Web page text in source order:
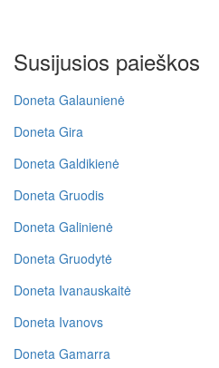
Susijusios paieškos
Doneta Galaunienė
Doneta Gira
Doneta Galdikienė
Doneta Gruodis
Doneta Galinienė
Doneta Gruodytė
Doneta Ivanauskaitė
Doneta Ivanovs
Doneta Gamarra